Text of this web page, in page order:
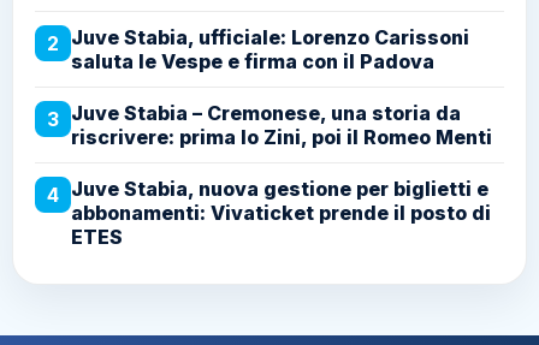
2 Juve Stabia, ufficiale: Lorenzo Carissoni
saluta le Vespe e firma con il Padova
3 Juve Stabia – Cremonese, una storia da
riscrivere: prima lo Zini, poi il Romeo Menti
4 Juve Stabia, nuova gestione per biglietti e
abbonamenti: Vivaticket prende il posto di
ETES